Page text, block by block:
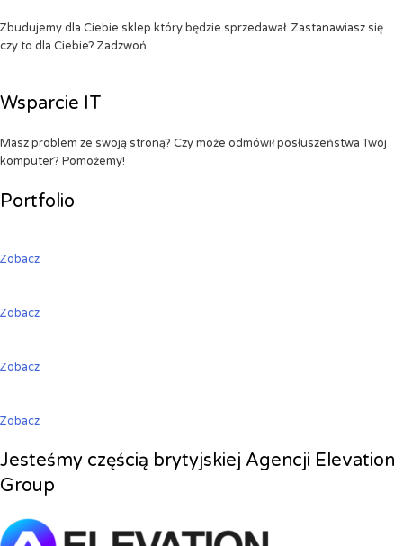
Zbudujemy dla Ciebie sklep który będzie sprzedawał. Zastanawiasz się
czy to dla Ciebie? Zadzwoń.
Wsparcie IT
Masz problem ze swoją stroną? Czy może odmówił posłuszeństwa Twój
komputer? Pomożemy!
Portfolio
Zobacz
Zobacz
Zobacz
Zobacz
Jesteśmy częścią brytyjskiej Agencji Elevation
Group